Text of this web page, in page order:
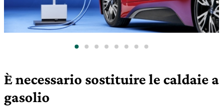
È necessario sostituire le caldaie a
gasolio